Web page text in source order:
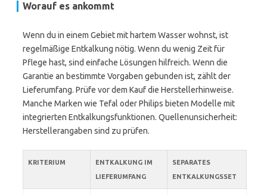
Worauf es ankommt
Wenn du in einem Gebiet mit hartem Wasser wohnst, ist
regelmäßige Entkalkung nötig. Wenn du wenig Zeit für
Pflege hast, sind einfache Lösungen hilfreich. Wenn die
Garantie an bestimmte Vorgaben gebunden ist, zählt der
Lieferumfang. Prüfe vor dem Kauf die Herstellerhinweise.
Manche Marken wie Tefal oder Philips bieten Modelle mit
integrierten Entkalkungsfunktionen. Quellenunsicherheit:
Herstellerangaben sind zu prüfen.
KRITERIUM
ENTKALKUNG IM
LIEFERUMFANG
SEPARATES
ENTKALKUNGSSET